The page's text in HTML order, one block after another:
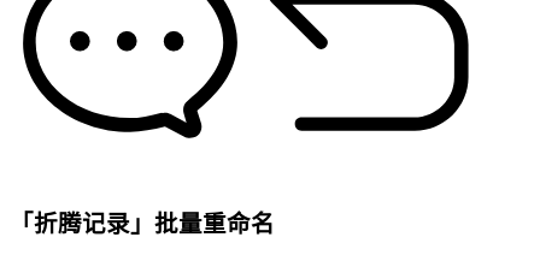
「折腾记录」批量重命名